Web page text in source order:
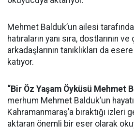
Mehmet Balduk’un ailesi
hatıraların yanı sıra, dostlarının ve
arkadaşlarının tanıklıkları da
katıyor.
“Bir Öz Yaşam Öyküsü Mehmet
merhum Mehmet Balduk’un
Kahramanmaraş’a bıraktığı izleri
aktaran önemli bir eser olarak